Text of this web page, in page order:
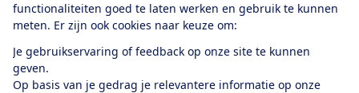
functionaliteiten goed te laten werken en gebruik te kunnen
meten. Er zijn ook cookies naar keuze om:
Je gebruikservaring of feedback op onze site te kunnen
geven.
Op basis van je gedrag je relevantere informatie op onze
Alles over de
app